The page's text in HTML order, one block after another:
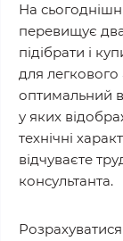
На
перевищує
підібрати і
для
оптимальний
у яких
технічні
відчуваєте
консультанта.